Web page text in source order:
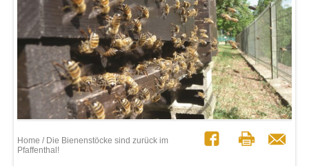
Home / Die Bienenstöcke sind zurück im
Pfaffenthal!